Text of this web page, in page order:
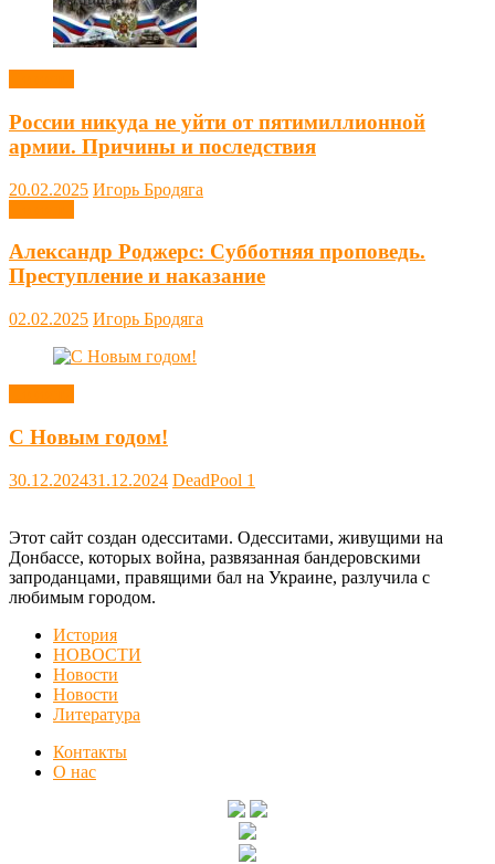
России никуда не уйти от пятимиллионной
армии. Причины и последствия
20.02.2025 Игорь Бродяга
Александр Роджерс: Субботняя проповедь.
Преступление и наказание
02.02.2025 Игорь Бродяга
С Новым годом!
30.12.202431.12.2024 DeadPool 1
Этот сайт создан одесситами. Одесситами, живущими на
Донбассе, которых война, развязанная бандеровскими
запроданцами, правящими бал на Украине, разлучила с
любимым городом.
История
НОВОСТИ
Новости
Новости
Литература
Контакты
О нас